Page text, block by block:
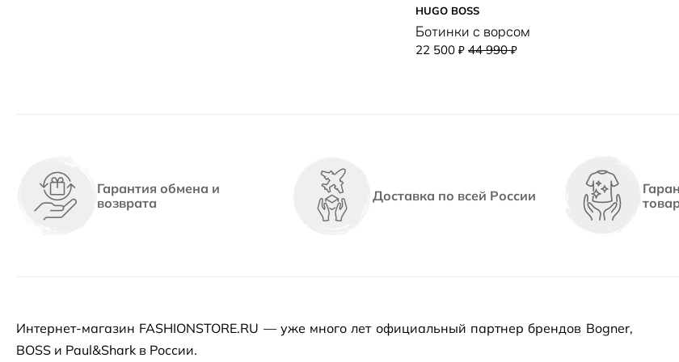
HUGO BOSS
Ботинки с ворсом
22 500 ₽ 44 990₽
Гарантия обмена и
возврата
Доставка по всей России
Интернет-магазин FASHIONSTORE.RU — уже много лет официальный партнер брендов Bogner,
BOSS и Paul&Shark в России.